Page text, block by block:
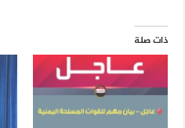
ذات صلة